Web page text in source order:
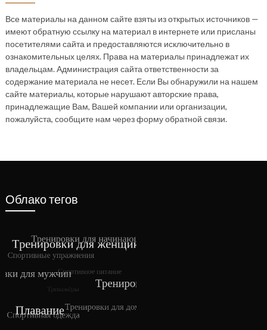
Все материалы на данном сайте взяты из открытых источников —
имеют обратную ссылку на материал в интернете или присланы
посетителями сайта и предоставляются исключительно в
ознакомительных целях. Права на материалы принадлежат их
владельцам. Администрация сайта ответственности за
содержание материала не несет. Если Вы обнаружили на нашем
сайте материалы, которые нарушают авторские права,
принадлежащие Вам, Вашей компании или организации,
пожалуйста, сообщите нам через форму обратной связи.
Облако тегов